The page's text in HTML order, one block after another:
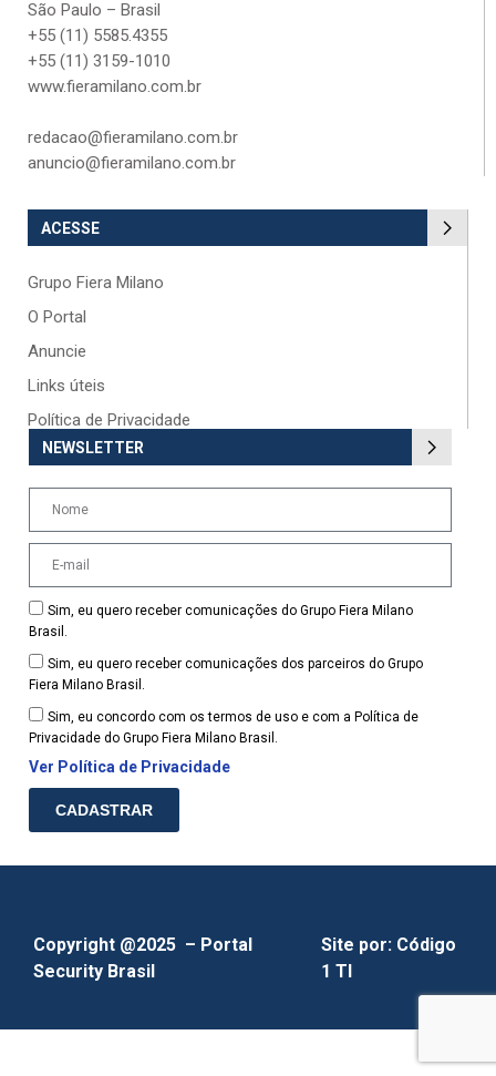
São Paulo – Brasil
+55 (11) 5585.4355
+55 (11) 3159-1010
www.fieramilano.com.br
redacao@fieramilano.com.br
anuncio@fieramilano.com.br
ACESSE
Grupo Fiera Milano
O Portal
Anuncie
Links úteis
Política de Privacidade
NEWSLETTER
Sim, eu quero receber comunicações do Grupo Fiera Milano
Brasil.
Sim, eu quero receber comunicações dos parceiros do Grupo
Fiera Milano Brasil.
Sim, eu concordo com os termos de uso e com a Política de
Privacidade do Grupo Fiera Milano Brasil.
Ver Política de Privacidade
CADASTRAR
Copyright @2025 – Portal
Security Brasil
Site por: Código
1 TI